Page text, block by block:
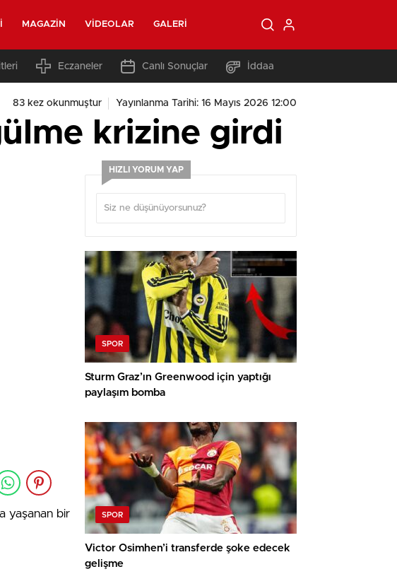
MAGAZIN VIDEOLAR GALERI
Eczaneler Canlı Sonuçlar İddaa
83 kez okunmuştur Yayınlanma Tarihi: 16 Mayıs 2026 12:00
krizine girdi
yaşanan bir
HIZLI YORUM YAP
SPOR
Sturm Graz’ın Greenwood için yaptığı
paylaşım bomba
SPOR
Victor Osimhen’i transferde şoke edecek
gelişme